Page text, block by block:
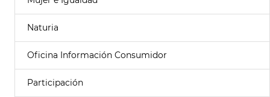
Naturia
Oficina Información Consumidor
Participación